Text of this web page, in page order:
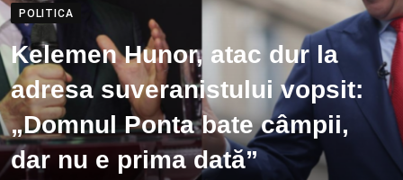
POLITICA
Kelemen Hunor, atac dur la
adresa suveranistului vopsit:
„Domnul Ponta bate câmpii,
dar nu e prima dată”